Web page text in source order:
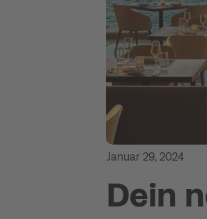
Januar 29, 2024
Dein